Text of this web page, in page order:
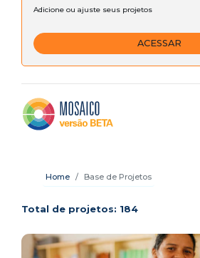
Adicione ou ajuste seus projetos
ACESSAR
Home Base de Projetos
Total de projetos: 184